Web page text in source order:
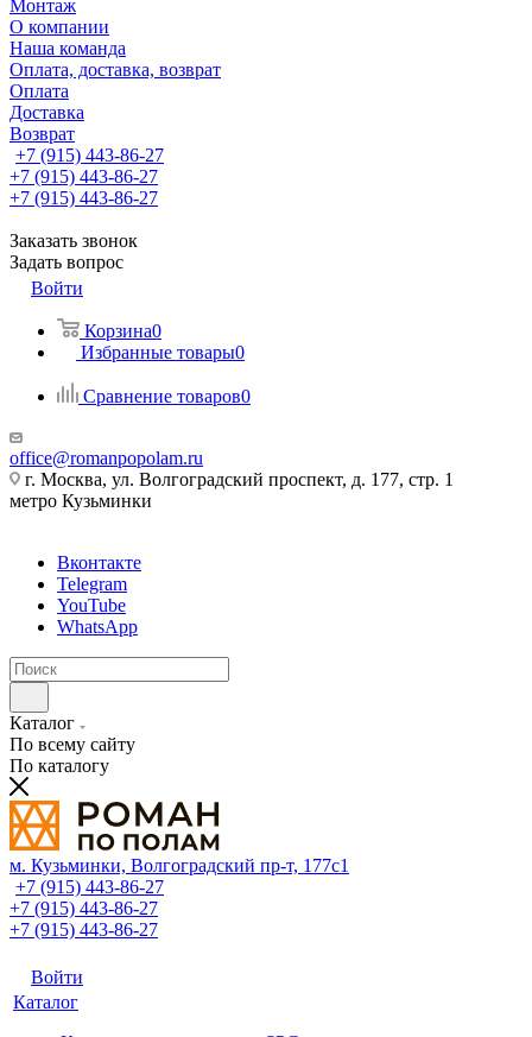
Монтаж
О компании
Наша команда
Оплата, доставка, возврат
Оплата
Доставка
Возврат
+7 (915) 443-86-27
+7 (915) 443-86-27
+7 (915) 443-86-27
Заказать звонок
Задать вопрос
Войти
Корзина0
Избранные товары0
Сравнение товаров0
office@romanpopolam.ru
г. Москва, ул. Волгоградский проспект, д. 177, стр. 1
метро Кузьминки
Вконтакте
Telegram
YouTube
WhatsApp
Каталог
По всему сайту
По каталогу
м. Кузьминки, Волгоградский пр‑т, 177с1
+7 (915) 443-86-27
+7 (915) 443-86-27
+7 (915) 443-86-27
Войти
Каталог